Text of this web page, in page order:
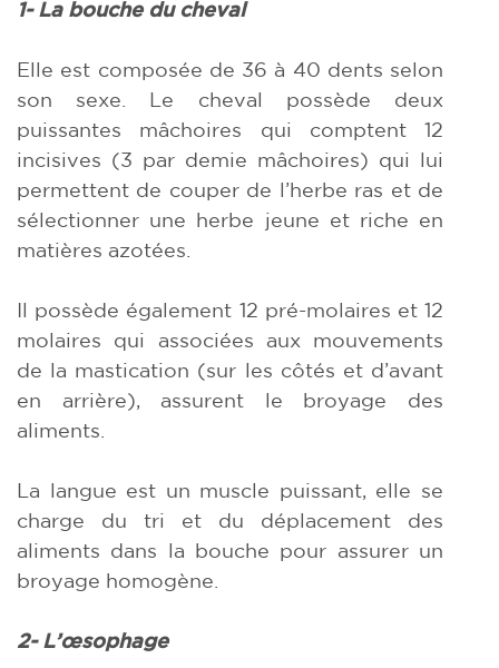
1- La bouche du cheval
Elle est composée de 36 à 40 dents selon
son sexe. Le cheval possède deux
puissantes mâchoires qui comptent 12
incisives (3 par demie mâchoires) qui lui
permettent de couper de l’herbe ras et de
sélectionner une herbe jeune et riche en
matières azotées.
Il possède également 12 pré-molaires et 12
molaires qui associées aux mouvements
de la mastication (sur les côtés et d’avant
en arrière), assurent le broyage des
aliments.
La langue est un muscle puissant, elle se
charge du tri et du déplacement des
aliments dans la bouche pour assurer un
broyage homogène.
2- L’œsophage